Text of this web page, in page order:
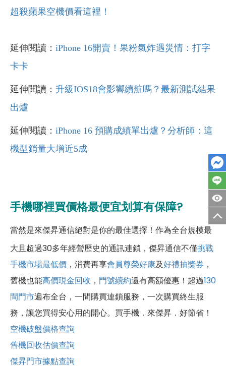
超殺蘋果空機價看這裡！
延伸閱讀： iPhone 16開賣！果粉氣炸遇災情：打字
卡卡
延伸閱讀： 升級IOS18會影響續航嗎？最新測試結果
出爐
延伸閱讀： iPhone 16 預購成績單出爐？分析師：這
機型銷量大增近5成
手機哪裡買價格最便宜划算有保障?
當然是來傑昇通信絕對是你的最佳選擇！作為全台規模最
大且超過30多年經營歷史的通訊連鎖，傑昇通信不僅挑戰
手機市場最低價 ，消費再享會員尊榮好康及好禮抽獎券 ，
舊機也能高價現金回收 ， 門號續約還有高額優惠！超過130
間門市遍布全台，一間購買連鎖服務，一次購買終生服
務，讓您買得安心用的開心。買手機．來傑昇．好節省！
空機破盤價格查詢
舊機回收估價查詢
傑昇門市據點查詢